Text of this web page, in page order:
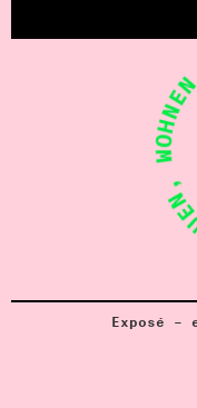
•
Exposé –